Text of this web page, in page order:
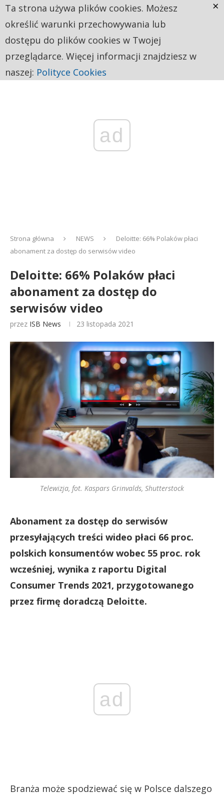
ad
Strona główna NEWS
Deloitte: 66% Polaków płaci
abonament za dostęp do serwisów video
Deloitte: 66% Polaków płaci
abonament za dostęp do
serwisów video
przez ISB News 23 listopada 2021
Telewizja, fot. Kaspars Grinvalds, Shutterstock
Abonament za dostęp do serwisów
przesyłających treści wideo płaci 66 proc.
polskich konsumentów wobec 55 proc. rok
wcześniej, wynika z raportu Digital
Consumer Trends 2021, przygotowanego
przez firmę doradczą Deloitte.
ad
Branża może spodziewać się w Polsce dalszego
Ta strona używa plików cookies. Możesz
określić warunki przechowywania lub
dostępu do plików cookies w Twojej
przeglądarce. Więcej informacji znajdziesz w
naszej: Polityce Cookies
×